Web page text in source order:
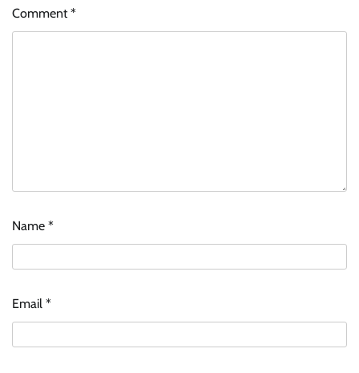
Comment*
Name *
Email *